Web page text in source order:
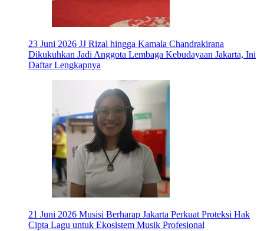
23 Juni 2026 JJ Rizal hingga Kamala Chandrakirana
Dikukuhkan Jadi Anggota Lembaga Kebudayaan Jakarta, Ini
Daftar Lengkapnya
21 Juni 2026 Musisi Berharap Jakarta Perkuat Proteksi Hak
Cipta Lagu untuk Ekosistem Musik Profesional